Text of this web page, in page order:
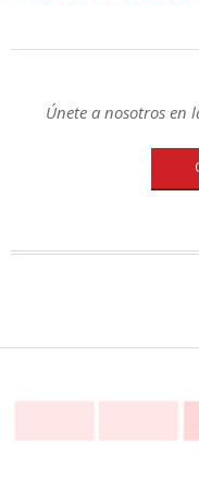
Únete a nosotros en